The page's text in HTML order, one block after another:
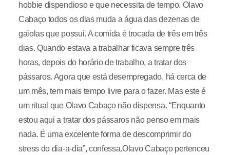
hobbie dispendioso e que necessita de tempo. Olavo
Cabaço todos os dias muda a água das dezenas de
gaiolas que possui. A comida é trocada de três em três
dias. Quando estava a trabalhar ficava sempre três
horas, depois do horário de trabalho, a tratar dos
pássaros. Agora que está desempregado, há cerca de
um mês, tem mais tempo livre para o fazer. Mas este é
um ritual que Olavo Cabaço não dispensa. “Enquanto
estou aqui a tratar dos pássaros não penso em mais
nada. É uma excelente forma de descomprimir do
stress do dia-a-dia”, confessa.Olavo Cabaço pertenceu